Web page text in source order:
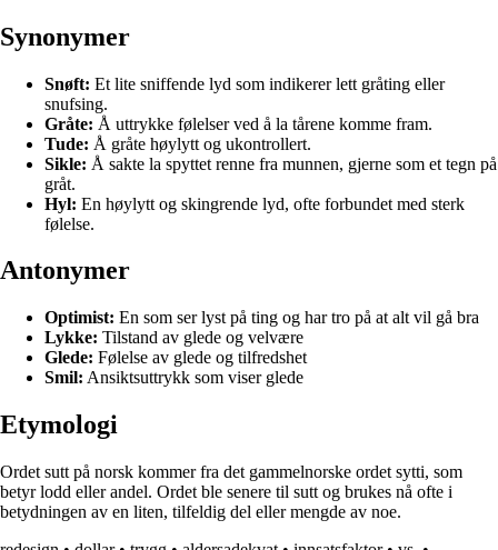
Synonymer
Snøft: Et lite sniffende lyd som indikerer lett gråting eller
snufsing.
Gråte: Å uttrykke følelser ved å la tårene komme fram.
Tude: Å gråte høylytt og ukontrollert.
Sikle: Å sakte la spyttet renne fra munnen, gjerne som et tegn på
gråt.
Hyl: En høylytt og skingrende lyd, ofte forbundet med sterk
følelse.
Antonymer
Optimist: En som ser lyst på ting og har tro på at alt vil gå bra
Lykke: Tilstand av glede og velvære
Glede: Følelse av glede og tilfredshet
Smil: Ansiktsuttrykk som viser glede
Etymologi
Ordet sutt på norsk kommer fra det gammelnorske ordet sytti, som
betyr lodd eller andel. Ordet ble senere til sutt og brukes nå ofte i
betydningen av en liten, tilfeldig del eller mengde av noe.